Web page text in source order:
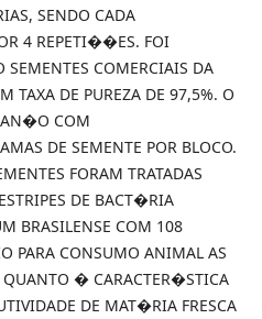
SENDO CADA
4 REPETI��ES. FOI
SEMENTES COMERCIAIS DA
TAXA DE PUREZA DE 97,5%. O
COM
DE SEMENTE POR BLOCO.
FORAM TRATADAS
DE BACT�RIA
BRASILENSE COM 108
PARA CONSUMO ANIMAL AS
QUANTO � CARACTER�STICA
DE MAT�RIA FRESCA